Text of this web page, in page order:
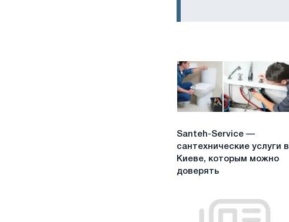
сантехнические
услуги
Santeh-Service —
сантехнические услуги в
Киеве, которым можно
доверять